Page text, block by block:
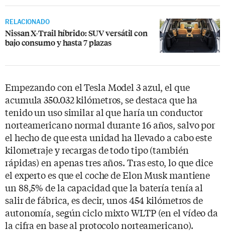
RELACIONADO
Nissan X-Trail híbrido: SUV versátil con
bajo consumo y hasta 7 plazas
Empezando con el Tesla Model 3 azul, el que
acumula 350.032 kilómetros, se destaca que ha
tenido un uso similar al que haría un conductor
norteamericano normal durante 16 años, salvo por
el hecho de que esta unidad ha llevado a cabo este
kilometraje y recargas de todo tipo (también
rápidas) en apenas tres años. Tras esto, lo que dice
el experto es que el coche de Elon Musk mantiene
un 88,5% de la capacidad que la batería tenía al
salir de fábrica, es decir, unos 454 kilómetros de
autonomía, según ciclo mixto WLTP (en el vídeo da
la cifra en base al protocolo norteamericano).